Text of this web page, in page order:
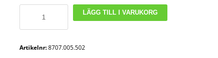
600x400x75
mm
liter
LÄGG TILL I VARUKORG
Artikelnr:8707.005.502